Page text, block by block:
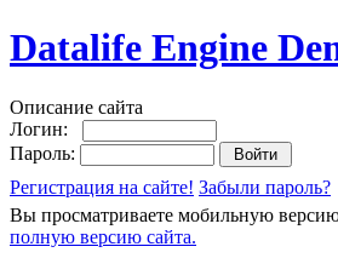
Datalife Engine
Описание сайта
Логин:
Пароль:
Регистрация на сайте! Забыли пароль?
Вы просматриваете мобильную
полную версию сайта.